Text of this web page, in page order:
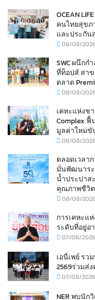
OCEAN
คนไทยสุขภ
และประกัน
08/08/
SWC ผนึกก
ที่ท็อปส์ สา
ตลาด
08/08/
เคหะแห่งช
Complex ฟื้
มูลค่าใหม่ขั
08/08/
ตลอดเวลา
มั่นพัฒนาระ
น้ำประปาส
คุณภาพชีวิต
08/08/
การเคหะแ
ระดับที่อยู่อ
07/08/2026
เอนี่เพย์ ร
2569ร่วมส่
07/08/2026
NER พบนัก